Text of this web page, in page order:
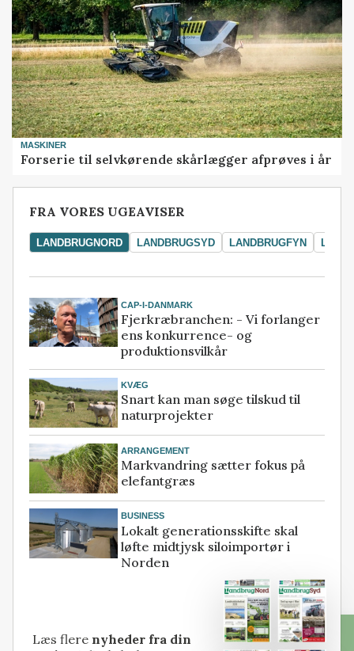
MASKINER
Forserie til selvkørende skårlægger afprøves i år
FRA VORES UGEAVISER
LANDBRUGNORD LANDBRUGSYD LANDBRUGFYN
CAP-I-DANMARK
Fjerkræbranchen: - Vi forlanger
ens konkurrence- og
produktionsvilkår
KVÆG
Snart kan man søge tilskud til
naturprojekter
ARRANGEMENT
Markvandring sætter fokus på
elefantgræs
BUSINESS
Lokalt generationsskifte skal
løfte midtjysk siloimportør i
Norden
Læs flere nyheder fra din